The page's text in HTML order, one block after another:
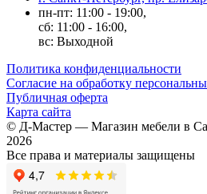
пн-пт: 11:00 - 19:00,
сб: 11:00 - 16:00,
вс: Выходной
Политика конфиденциальности
Согласие на обработку
Публичная оферта
Карта сайта
© Д-Мастер — Магазин мебели в
2026
Все права и материалы защищены